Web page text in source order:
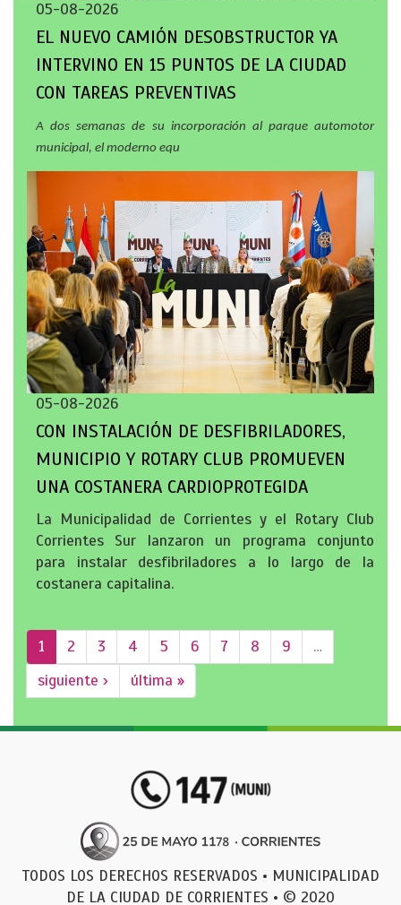
05-08-2026
EL NUEVO CAMIÓN DESOBSTRUCTOR YA
INTERVINO EN 15 PUNTOS DE LA CIUDAD
CON TAREAS PREVENTIVAS
A dos semanas de su incorporación al parque automotor
municipal, el moderno equ
05-08-2026
CON INSTALACIÓN DE DESFIBRILADORES,
MUNICIPIO Y ROTARY CLUB PROMUEVEN
UNA COSTANERA CARDIOPROTEGIDA
La Municipalidad de Corrientes y el Rotary Club
Corrientes Sur lanzaron un programa conjunto
para instalar desfibriladores a lo largo de la
costanera capitalina.
1 2 3 4 5 6 7 8 9
…
siguiente ›
última »
TODOS LOS DERECHOS RESERVADOS • MUNICIPALIDAD
DE LA CIUDAD DE CORRIENTES • © 2020